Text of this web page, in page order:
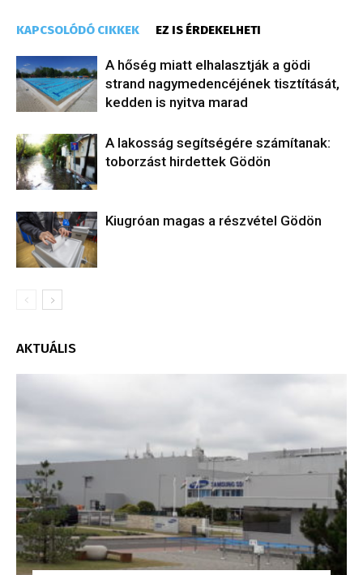
KAPCSOLÓDÓ CIKKEK EZ IS ÉRDEKELHETI
A hőség miatt elhalasztják a gödi
strand nagymedencéjének tisztítását,
kedden is nyitva marad
A lakosság segítségére számítanak:
toborzást hirdettek Gödön
Kiugróan magas a részvétel Gödön
AKTUÁLIS